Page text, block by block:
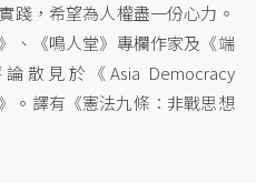
踐，希望為人權盡一份心力。
、《鳴人堂》專欄作家及《端
散見於《Asia Democracy
。譯有《憲法九條：非戰思想